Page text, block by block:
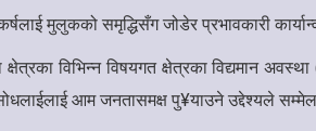
मुलुकको समृद्धिसँग जोडेर प्रभावकारी
क्षेत्रका विभिन्न विषयगत क्षेत्रका विद्यमान
आम जनतासमक्ष पु¥याउने उद्देश्यले